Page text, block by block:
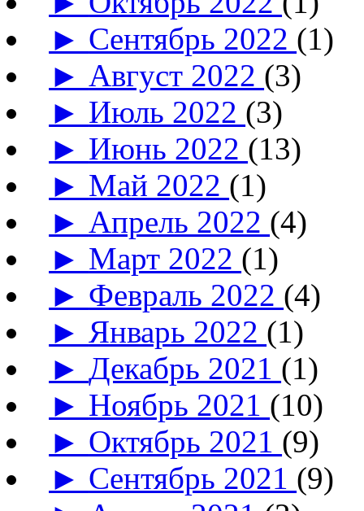
► Сентябрь 2022 (1)
► Август 2022 (3)
► Июль 2022 (3)
► Июнь 2022 (13)
► Май 2022 (1)
► Апрель 2022 (4)
► Март 2022 (1)
► Февраль 2022 (4)
► Январь 2022 (1)
►Декабрь 2021 (1)
► Ноябрь 2021 (10)
► Октябрь 2021 (9)
► Сентябрь 2021 (9)